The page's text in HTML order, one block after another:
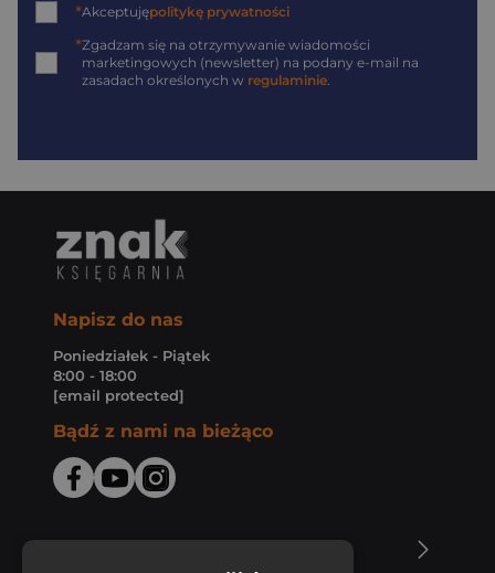
*Akceptujępolitykę prywatności
*Zgadzam się na otrzymywanie wiadomości
marketingowych (newsletter) na podany e-mail na
zasadach określonych w regulaminie
Napisz do nas
Poniedziałek - Piątek
8:00 - 18:00
[email protected]
Bądź z nami na bieżąco